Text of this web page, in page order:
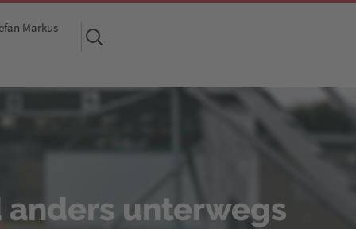
Markus
Suchen
nach:
anders unterwegs